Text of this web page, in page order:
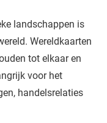
landschappen is
Wereldkaarten
tot elkaar en
voor het
handelsrelaties